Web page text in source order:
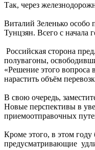
Так, через
Виталий Зеленько особо
Тунцзян. Всего с начала
Российская сторона
полувагоны,
«Решение этого вопроса
нарастить объём
В свою очередь,
Новые перспективы в
приемоотправочных
Кроме этого, в этом
предусматривающие